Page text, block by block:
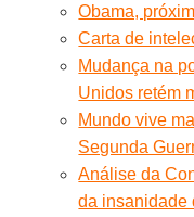
Obama,
Carta de
Mudança na
Unidos retém
Mundo vive
Segunda
Análise da
da insanidade